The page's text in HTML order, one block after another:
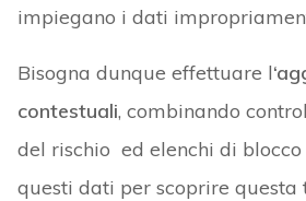
impiegano i dati
Bisogna dunque effettuare l
contestuali, combinando
del rischio ed elenchi di
questi dati per scoprire questa